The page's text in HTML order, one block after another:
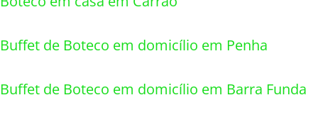
Buffet de Boteco em domicílio em Penha
Buffet de Boteco em domicílio em Barra Funda